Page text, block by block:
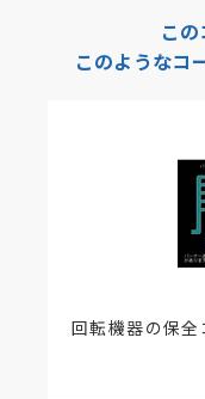
動作環境のブラこの
このようなコ
回転機器の保全